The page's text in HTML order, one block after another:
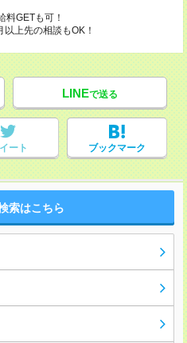
GETも可！
上先の相談もOK！
LINEで送る
ート ブックマーク
索はこちら